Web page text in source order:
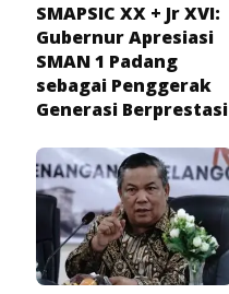
SMAPSIC XX + Jr XVI:
Gubernur Apresiasi
SMAN 1 Padang
sebagai Penggerak
Generasi Berprestasi